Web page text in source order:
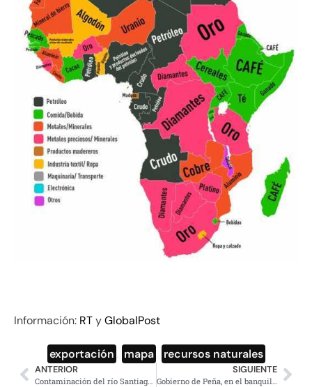
Información: RTyGlobalPost
exportación mapa recursos naturales
ANTERIOR SIGUIENTE